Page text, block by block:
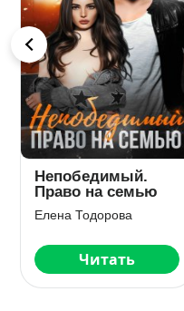
Непобедимый.
Право на семью
Елена Тодорова
Читать